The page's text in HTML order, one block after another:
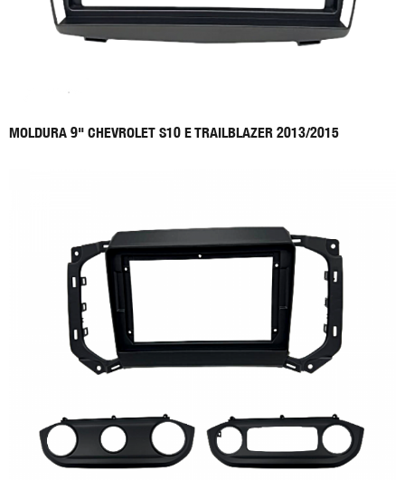
MOLDURA 9" CHEVROLET S10 E TRAILBLAZER 2013/2015